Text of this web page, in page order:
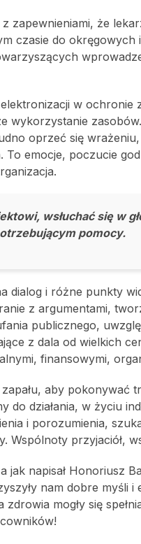
zapewnieniami, że
czasie do okręgowych
w
wykorzystanie
oprzeć się
emocje, poczucie
wsłuchać się w
pomocy.
i różne punkty
z argumentami,
publicznego,
z dala od wielkich
finansowymi,
aby pokonywać
działania, w życiu
i porozumienia,
Wspólnoty przyjaciół,
jak napisał Honoriusz
nam dobre myśli
mogły się